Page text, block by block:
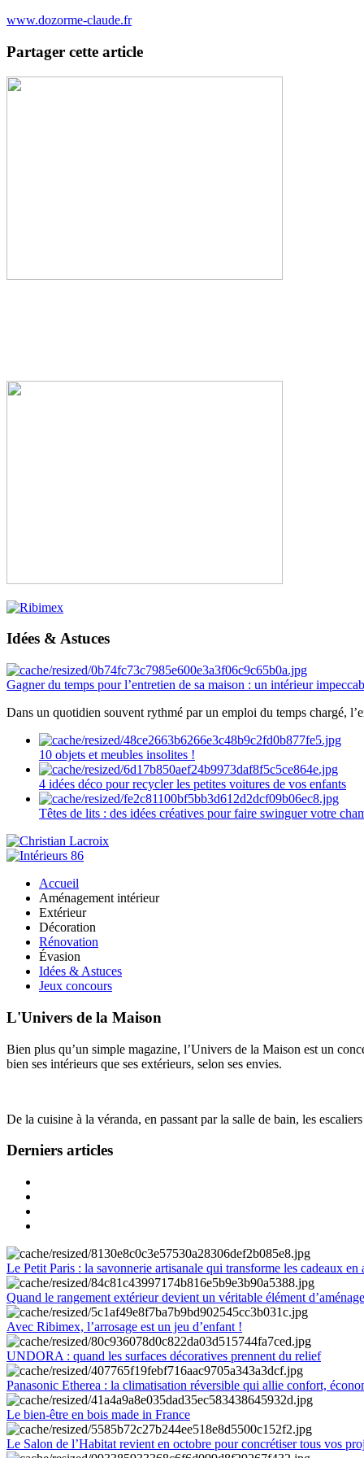
www.dozorme-claude.fr
Partager cette article
Idées & Astuces
Gagner du temps pour l’entretien de sa maison : un intérieur
Dans un quotidien souvent rythmé par un emploi du temps chargé,
10 objets et meubles insolites !
4 idées déco pour recycler les petites voitures de vos enfants
Têtes de lits : des idées créatives pour faire swinguer votre
Accueil
Aménagement intérieur
Extérieur
Décoration
Rénovation
Évasion
Idées & Astuces
Jeux concours
L'Univers de la Maison
Bien plus qu’un simple magazine, l’Univers de la Maison est un
bien ses intérieurs que ses extérieurs, selon ses envies.
De la cuisine à la véranda, en passant par la salle de bain, les
Derniers articles
Le Petit Paris : la savonnerie artisanale qui transforme les cadeaux en
Quand le rangement extérieur devient un véritable élément
Avec Ribimex, l’arrosage est un jeu d’enfant !
UNDORA : quand les surfaces décoratives prennent du relief
Panasonic Etherea : la climatisation réversible qui allie confort,
Le bien-être en bois made in France
Le Salon de l’Habitat revient en octobre pour concrétiser tous vos